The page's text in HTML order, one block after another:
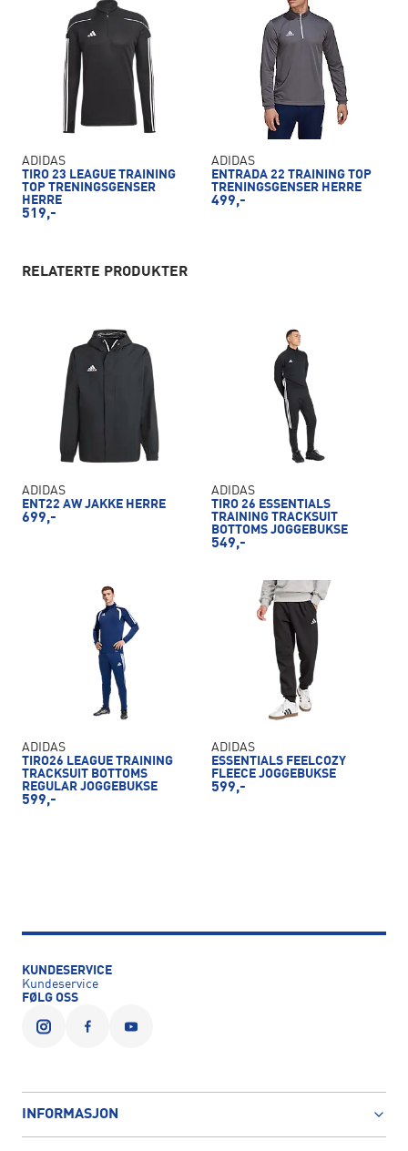
ADIDAS
TIRO 23 LEAGUE TRAINING
TOP TRENINGSGENSER
HERRE
519,-
ADIDAS
ENTRADA 22 TRAINING TOP
TRENINGSGENSER HERRE
499,-
RELATERTE PRODUKTER
ADIDAS
ENT22 AW JAKKE HERRE
699,-
ADIDAS
TIRO 26 ESSENTIALS
TRAINING TRACKSUIT
BOTTOMS JOGGEBUKSE
549,-
ADIDAS
TIRO26 LEAGUE TRAINING
TRACKSUIT BOTTOMS
REGULAR JOGGEBUKSE
599,-
ADIDAS
ESSENTIALS FEELCOZY
FLEECE JOGGEBUKSE
599,-
KUNDESERVICE
Kundeservice
FØLG OSS
INFORMASJON